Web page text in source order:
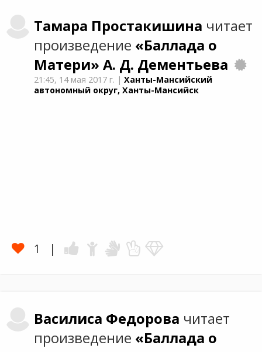
Тамара Простакишина читает
произведение «Баллада о
Матери»А. Д. Дементьевa
21:45, 14 мая 2017 г. |Ханты-Мансийский
автономный округ, Ханты-Мансийск
1
Василиса Федорова читает
произведение «Баллада о